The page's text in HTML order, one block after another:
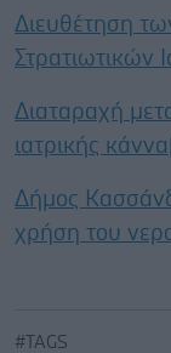
Διευθέτηση
Στρατιωτικών
Διαταραχή
ιατρικής
Δήμος
χρήση του
#TAGS